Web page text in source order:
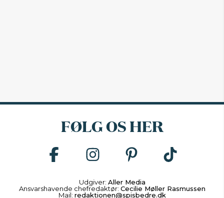
FØLG OS HER
Udgiver: Aller Media
Ansvarshavende chefredaktør: Cecilie Møller Rasmussen
Mail: redaktionen@spisbedre.dk